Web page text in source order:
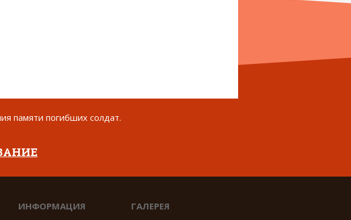
памяти погибших солдат.
ИНФОРМАЦИЯ ГАЛЕРЕЯ